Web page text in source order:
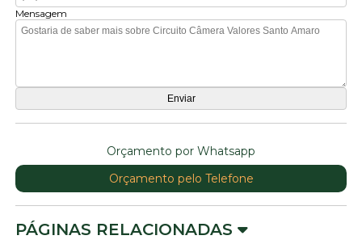
Mensagem
Orçamento por Whatsapp
Orçamento pelo Telefone
PÁGINAS RELACIONADAS